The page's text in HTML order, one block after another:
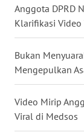
Anggota DPRD
Klarifikasi Video
Bukan
Mengepulkan
Video Mirip
Viral di Medsos
KALSEL
WN
KALTIM
WN